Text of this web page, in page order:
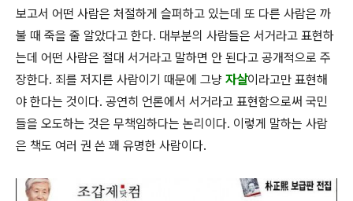
보고서 어떤 사람은 처절하게 슬퍼하고 있는데 또 다른 사람은 까
불 때 죽을 줄 알았다고 한다. 대부분의 사람들은 서거라고 표현하
는데 어떤 사람은 절대 서거라고 말하면 안 된다고 공개적으로 주
장한다. 죄를 저지른 사람이기 때문에 그냥 자살이라고만 표현해
야 한다는 것이다. 공연히 언론에서 서거라고 표현함으로써 국민
들을 오도하는 것은 무책임하다는 논리이다. 이렇게 말하는 사람
은 책도 여러 권 쓴 꽤 유명한 사람이다.